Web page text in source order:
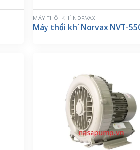
MÁY THỔI KHÍ NORVAX
Máy thổi khí Norvax NVT-